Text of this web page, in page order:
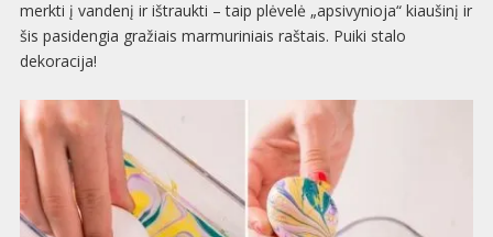
merkti į vandenį ir ištraukti – taip plėvelė „apsivynioja“ kiaušinį ir
šis pasidengia gražiais marmuriniais raštais. Puiki stalo
dekoracija!